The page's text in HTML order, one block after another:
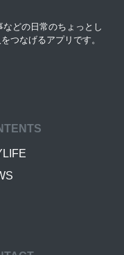
どの日常のちょっとし
つなげるアプリです。